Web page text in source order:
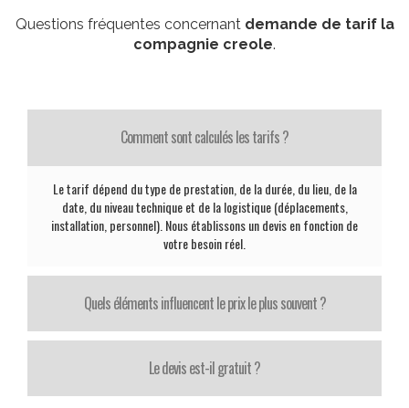
Questions fréquentes concernant demande de tarif la
compagnie creole.
Comment sont calculés les tarifs ?
Le tarif dépend du type de prestation, de la durée, du lieu, de la
date, du niveau technique et de la logistique (déplacements,
installation, personnel). Nous établissons un devis en fonction de
votre besoin réel.
Quels éléments influencent le prix le plus souvent ?
Le devis est-il gratuit ?